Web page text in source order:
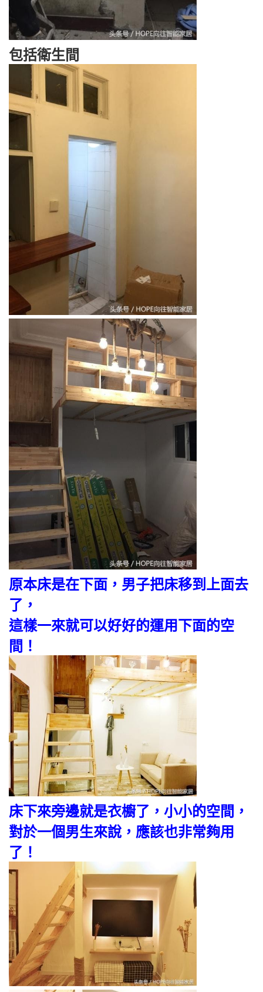
包括衛生間
原本床是在下面，男子把床移到上面去
了，
這樣一來就可以好好的運用下面的空
間！
床下來旁邊就是衣櫥了，小小的空間，
對於一個男生來說，應該也非常夠用
了！